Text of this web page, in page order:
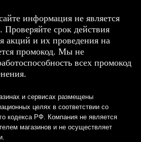
информация не является
срок действия
акций и их проведения на
промокод. Мы не
всех промокод
и сервисах размещены
целях в соответствии со
кодекса РФ. Компания не является
магазинов и не осуществляет